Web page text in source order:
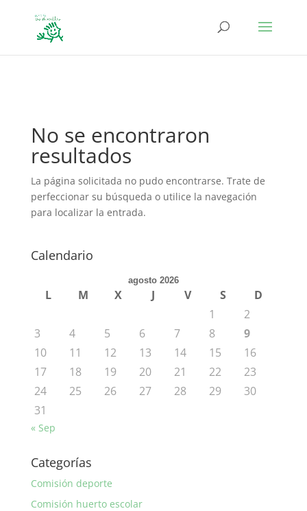
No se encontraron
resultados
La página solicitada no pudo encontrarse. Trate de
perfeccionar su búsqueda o utilice la navegación
para localizar la entrada.
Calendario
agosto 2026
L M X J V S
D
1
2
3
4 5 6 7 8
9
10
11 12 13 14 15
16
17
18 19 20 21 22
23
24
25 26 27 28 29
30
31
« Sep
Categorías
Comisión deporte
Comisión huerto escolar